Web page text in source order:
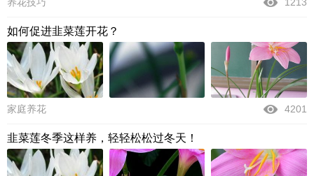
如何促进韭菜莲开花？
家庭养花 4201
韭菜莲冬季这样养，轻轻松松过冬天！